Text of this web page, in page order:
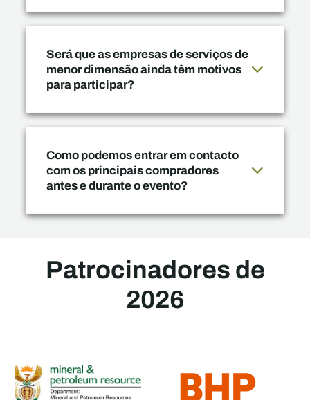
Será que as empresas de serviços de
menor dimensão ainda têm motivos
para participar?
Como podemos entrar em contacto
com os principais compradores
antes e durante o evento?
Patrocinadores de
2026